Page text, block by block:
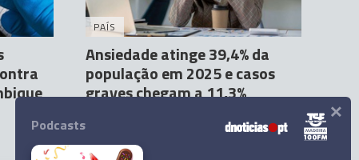
1
PAÍS
Ansiedade atinge 39,4% da
população em 2025 e casos
graves chegam a 11,3%
Podcasts ×